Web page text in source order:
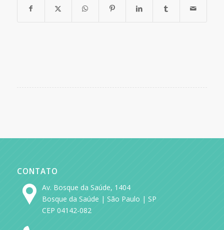
CONTATO
Av. Bosque da Saúde, 1404
Bosque da Saúde | São Paulo | SP
CEP 04142-082